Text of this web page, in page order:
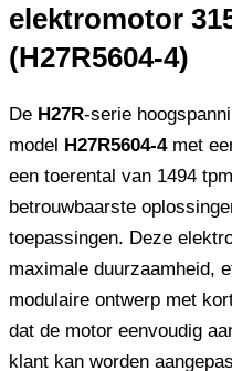
elektromotor
(H27R5604-4)
De H27R-serie
model H27R5604-4met
een toerental van 1494
betrouwbaarste
toepassingen. Deze
maximale duurzaamheid,
modulaire ontwerp met
dat de motor eenvoudig
klant kan worden